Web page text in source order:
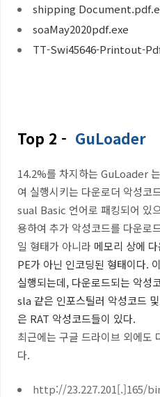
shipping
soaMay2020pdf.exe
TT-Swi45646-Printout-
Top 2 - GuLoader
14.2%를 차지하는 GuLoader
여 실행시키는 다운로더 악성코
sual Basic 언어로 패킹되어 있
용하여 추가 악성코드를 다운로
일 형태가 아니라 메모리 상에
PE가 아닌 인코딩된 형태이다.
실행되는데, 다운로드되는 악성
sla 같은 인포스틸러 악성코드 및
은 RAT 악성코드들이 있다.
최근에는 구글 드라이브 외에도
다.
http://23.227.201[.]165/